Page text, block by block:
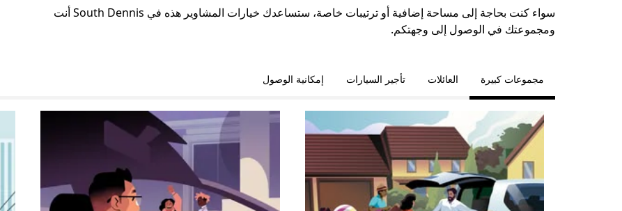
سواء كنت بحاجة إلى مساحة إضافية أو ترتيبات خاصة، ستساعدك خيارات المشاوير هذه في South Dennis أنت
ومجموعتك في الوصول إلى وجهتكم.
مجموعات كبيرة العائلات تأجير السيارات إمكانية الوصول